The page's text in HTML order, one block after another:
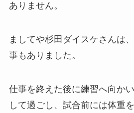
ありません。
ましてや杉田ダイスケさんは
事もありました。
仕事を終えた後に練習へ向か
して過ごし、試合前には体重を